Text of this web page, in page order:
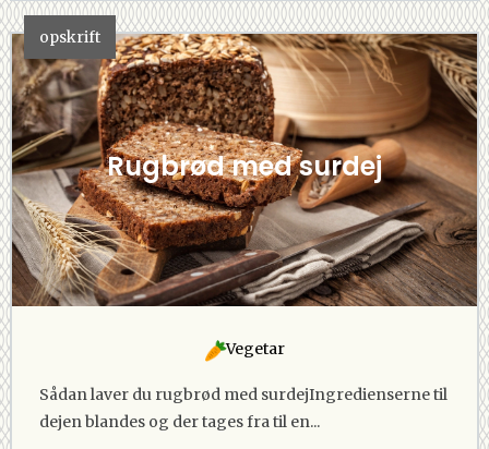
opskrift
Rugbrød med surdej
Vegetar
Sådan laver du rugbrød med surdejIngredienserne til
dejen blandes og der tages fra til en...